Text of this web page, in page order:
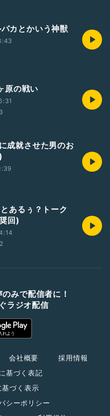
パカとかいう神獣
原の戦い
成就させた男のお
あるぅ？トーク
回)
みで配信者に！
ラジオ配信
会社概要
採用情報
基づく表記
基づく表示
シーポリシー